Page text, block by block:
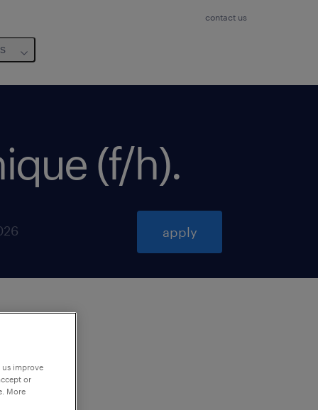
contact us
(f/h).
apply
improve
or
More